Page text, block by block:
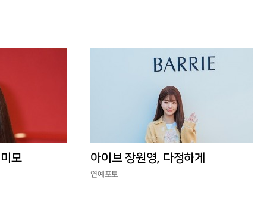
모 아이브 장원영, 다정하게
연예포토